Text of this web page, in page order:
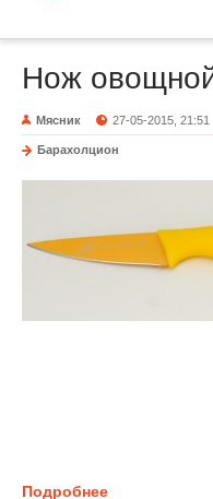
Нож
Мясник 27-05-2015, 21:51
Барахолцион
Подробнее